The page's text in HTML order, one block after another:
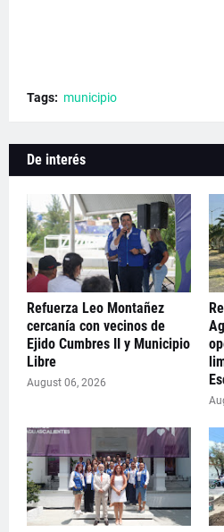
Tags: municipio
De interés
Refuerza Leo Montañez
cercanía con vecinos de
Ejido Cumbres II y Municipio
Libre
August 06, 2026